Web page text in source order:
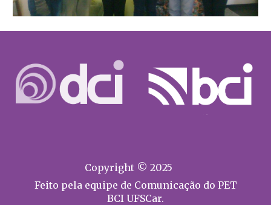
Copyright © 2025
Feito pela equipe de Comunicação do PET
BCI UFSCar.